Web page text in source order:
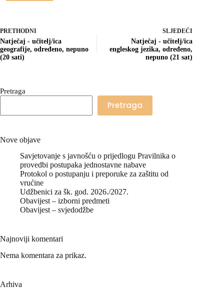
PRETHODNI
Natječaj - učitelj/ica
geografije, određeno, nepuno
(20 sati)
SLJEDEĆI
Natječaj - učitelj/ica
engleskog jezika, određeno,
nepuno (21 sat)
Pretraga
Pretraga
Nove objave
Savjetovanje s javnošću o prijedlogu Pravilnika o
provedbi postupaka jednostavne nabave
Protokol o postupanju i preporuke za zaštitu od
vrućine
Udžbenici za šk. god. 2026./2027.
Obavijest – izborni predmeti
Obavijest – svjedodžbe
Najnoviji komentari
Nema komentara za prikaz.
Arhiva